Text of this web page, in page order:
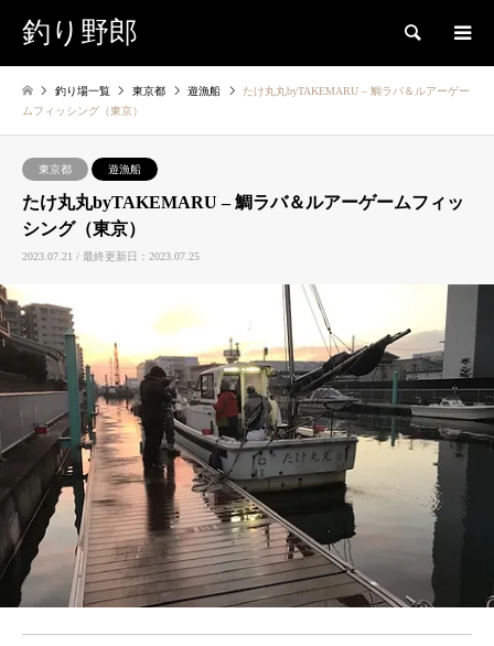
釣り野郎 検索
釣り場一覧 東京都 遊漁船
たけ丸丸byTAKEMARU – 鯛ラバ＆ルアーゲー
ムフィッシング（東京）
東京都 遊漁船
たけ丸丸byTAKEMARU – 鯛ラバ＆ルアーゲームフィッ
シング（東京）
2023.07.21 / 最終更新日：2023.07.25